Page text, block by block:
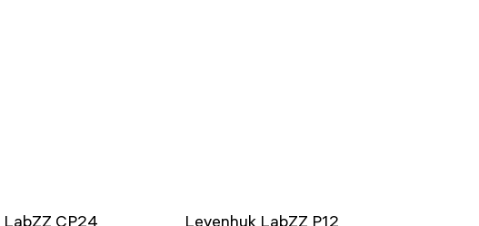
CP24
Levenhuk LabZZ P12